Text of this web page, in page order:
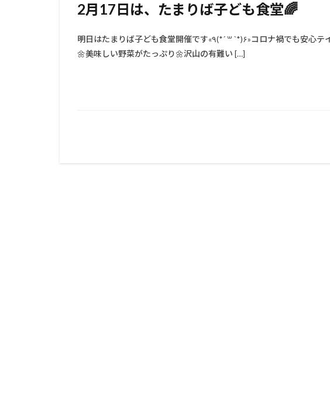
2月17日は、たまりば子ども食堂🌈
明日はたまりば子ども食堂開催です«٩(*´ ꒳ `*)۶»コロナ禍でも安心テイクアウト🌼栄養バランス整ったメニュー
🌼美味しい野菜がたっぷり🌼沢山の有難い […]